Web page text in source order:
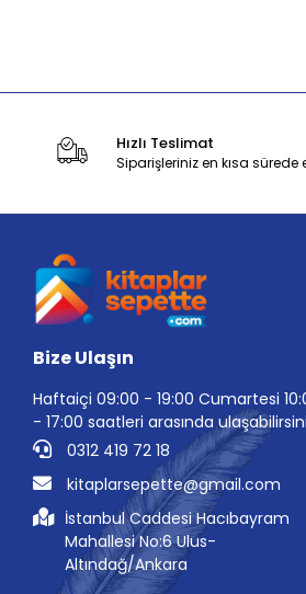
Hızlı Teslimat
Siparişleriniz en kısa sürede
Bize Ulaşın
Haftaiçi 09:00 - 19:00 Cumartesi
- 17:00 saatleri arasında
0312 419 72 18
kitaplarsepette@gmail.com
İstanbul Caddesi Hacıbayram
Mahallesi No:6 Ulus-
Altındağ/Ankara